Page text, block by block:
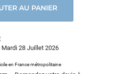
28 Juillet 2026
en France métropolitaine
AU PANIER